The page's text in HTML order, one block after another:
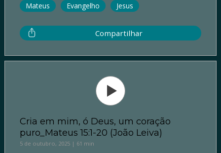
Mateus
Evangelho Jesus
Compartilhar
Cria em mim, ó Deus, um coração
puro_Mateus 15:1-20 (João Leiva)
5 de outubro, 2025 | 61 min